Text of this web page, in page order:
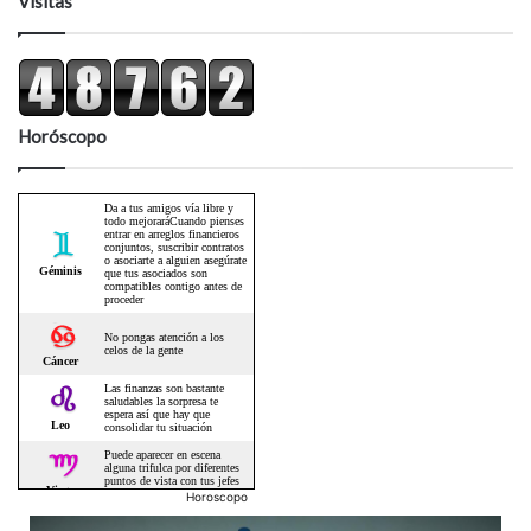
Horóscopo
Horoscopo